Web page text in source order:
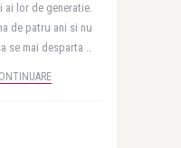
ai lor de generatie.
de patru ani si nu
se mai desparta ..